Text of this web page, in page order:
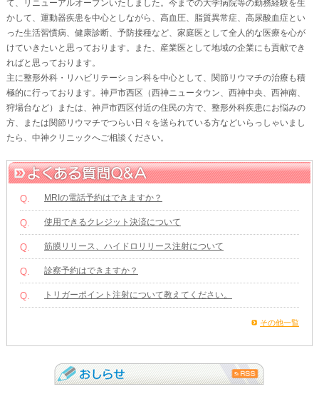
て、リニューアルオープンいたしました。今までの大学病院等の勤務経験を生
かして、運動器疾患を中心としながら、高血圧、脂質異常症、高尿酸血症とい
った生活習慣病、健康診断、予防接種など、家庭医として全人的な医療を心が
けていきたいと思っております。また、産業医として地域の企業にも貢献でき
ればと思っております。
主に整形外科・リハビリテーション科を中心として、関節リウマチの治療も積
極的に行っております。神戸市西区（西神ニュータウン、西神中央、西神南、
狩場台など）または、神戸市西区付近の住民の方で、整形外科疾患にお悩みの
方、または関節リウマチでつらい日々を送られている方などいらっしゃいまし
たら、中神クリニックへご相談ください。
Q. MRIの電話予約はできますか？
Q. 使用できるクレジット決済について
Q. 筋膜リリース、ハイドロリリース注射について
Q. 診察予約はできますか？
Q. トリガーポイント注射について教えてください。
その他一覧